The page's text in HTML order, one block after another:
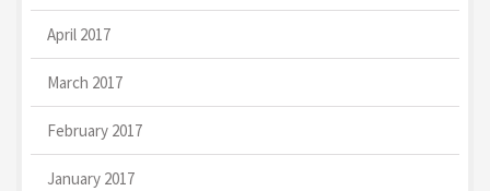
April 2017
March 2017
February 2017
January 2017